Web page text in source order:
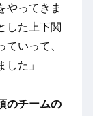
やってきま
した上下関
いって、
た」
のチームの